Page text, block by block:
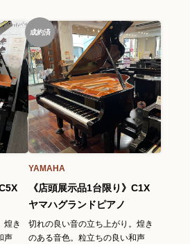
C5X
煌き
声
成約済
YAMAHA
《店頭展示品1台限り》C1X
ヤマハグランドピアノ
切れの良い音の立ち上がり。煌き
のある音色。粒立ちの良い和声